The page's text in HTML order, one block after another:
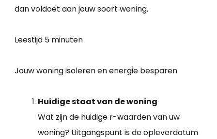
dan voldoet aan jouw soort woning.
Leestijd 5 minuten
Jouw woning isoleren en energie besparen
Huidige staat van de woning
Wat zijn de huidige r-waarden van uw
woning? Uitgangspunt is de opleverdatum